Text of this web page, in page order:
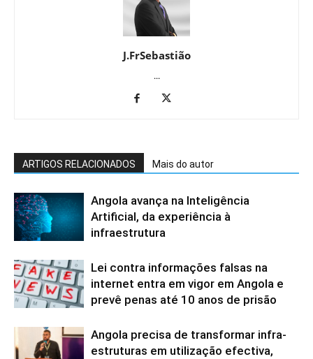
J.FrSebastião
...
ARTIGOS RELACIONADOS Mais do autor
Angola avança na Inteligência
Artificial, da experiência à
infraestrutura
Lei contra informações falsas na
internet entra em vigor em Angola e
prevê penas até 10 anos de prisão
Angola precisa de transformar infra-
estruturas em utilização efectiva,